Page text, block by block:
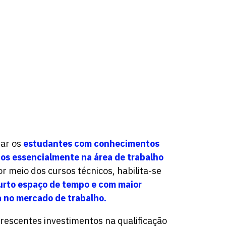
os estudantes com conhecimentos
essencialmente na área de trabalho
meio dos cursos técnicos, habilita-se
espaço de tempo e com maior
mercado de trabalho.
investimentos na qualificação